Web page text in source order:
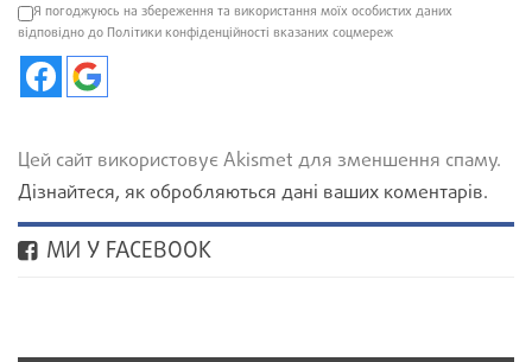
Я погоджуюсь на збереження та використання моїх особистих даних
відповідно до Політики конфіденційності вказаних соцмереж
Цей сайт використовує Akismet для зменшення спаму.
Дізнайтеся, як обробляються дані ваших коментарів.
МИ У FACEBOOK